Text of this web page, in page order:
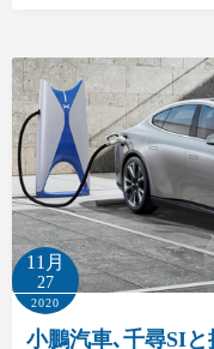
11月
27
2020
小鵬汽車､千尋SI